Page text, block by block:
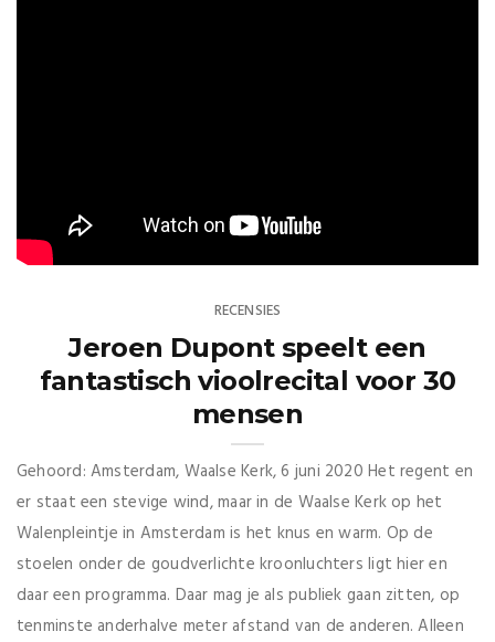
RECENSIES
Jeroen Dupont speelt een
fantastisch vioolrecital voor 30
mensen
Gehoord: Amsterdam, Waalse Kerk, 6 juni 2020 Het regent en
er staat een stevige wind, maar in de Waalse Kerk op het
Walenpleintje in Amsterdam is het knus en warm. Op de
stoelen onder de goudverlichte kroonluchters ligt hier en
daar een programma. Daar mag je als publiek gaan zitten, op
tenminste anderhalve meter afstand van de anderen. Alleen